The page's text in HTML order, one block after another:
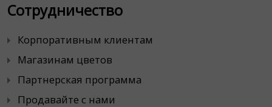
Сотрудничество
Корпоративным клиентам
Магазинам цветов
Партнерская программа
Продавайте с нами